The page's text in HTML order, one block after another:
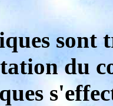
sont
du